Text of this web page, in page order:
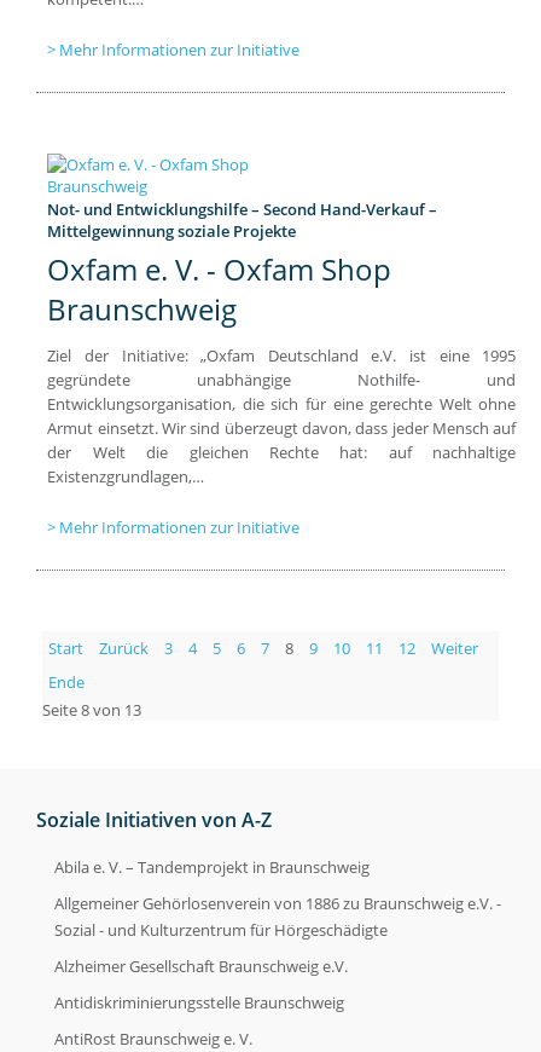
Mehr Informationen zur Initiative
Not- und Entwicklungshilfe – Second Hand-Verkauf –
Mittelgewinnung soziale Projekte
Oxfam e. V. - Oxfam Shop
Braunschweig
Ziel der Initiative: „Oxfam Deutschland e.V. ist eine 1995
gegründete unabhängige Nothilfe- und
Entwicklungsorganisation, die sich für eine gerechte Welt ohne
Armut einsetzt. Wir sind überzeugt davon, dass jeder Mensch auf
der Welt die gleichen Rechte hat: auf nachhaltige
Existenzgrundlagen,…
Mehr Informationen zur Initiative
Start Zurück 3 4 5 6 7 8 9 10 11 12
Weiter
Ende
Seite 8 von 13
Soziale Initiativen von A-Z
Abila e. V. – Tandemprojekt in Braunschweig
Allgemeiner Gehörlosenverein von 1886 zu Braunschweig e.V. -
Sozial - und Kulturzentrum für Hörgeschädigte
Alzheimer Gesellschaft Braunschweig e.V.
Antidiskriminierungsstelle Braunschweig
AntiRost Braunschweig e. V.